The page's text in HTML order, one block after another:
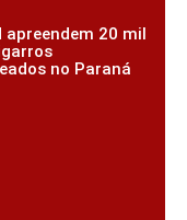
apreendem 20 mil
no Paraná